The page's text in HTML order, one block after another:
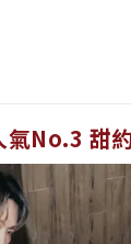
氣No.3 甜